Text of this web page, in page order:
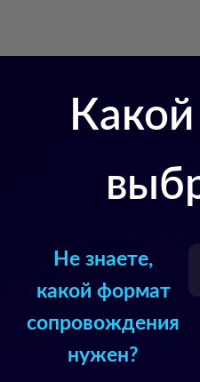
Не знаете,
какой формат
сопровождения
нужен?